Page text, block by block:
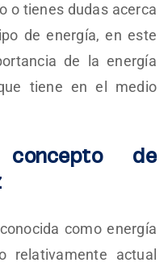
o tienes dudas acerca
de energía, en este
de la energía
tiene en el medio
concepto de
como energía
relativamente actual